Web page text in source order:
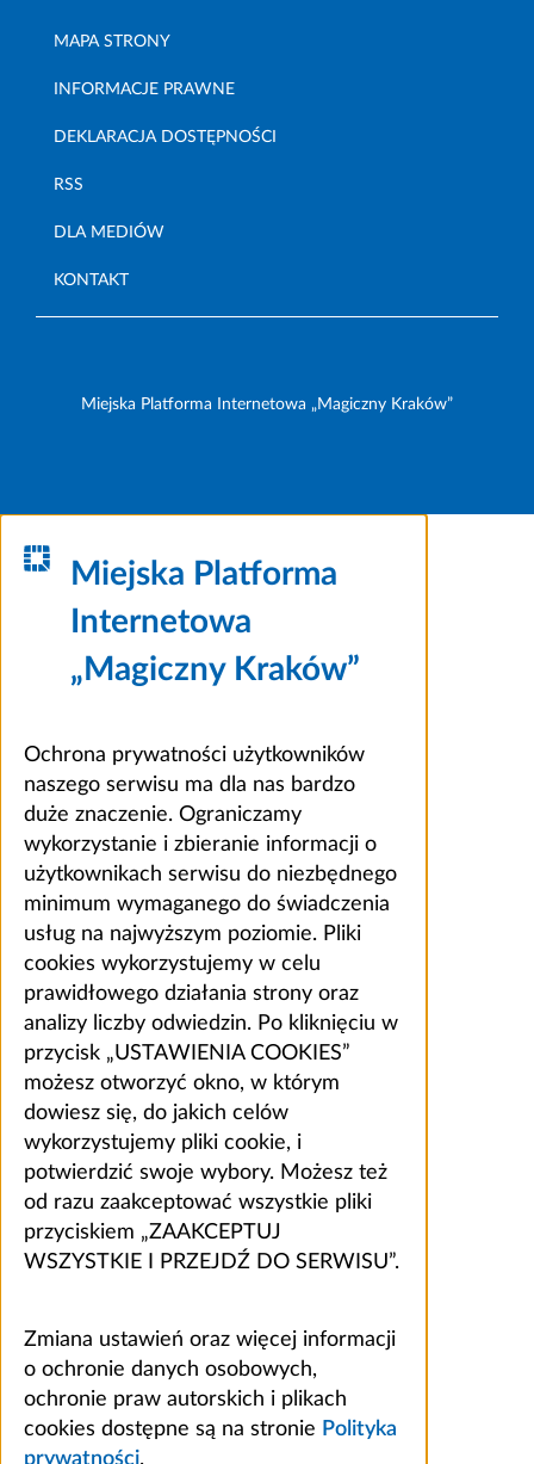
MAPA STRONY
INFORMACJE PRAWNE
DEKLARACJA DOSTĘPNOŚCI
RSS
DLA MEDIÓW
KONTAKT
Miejska Platforma Internetowa „Magiczny Kraków”
Miejska Platforma
Internetowa
„Magiczny Kraków”
Ochrona prywatności użytkowników
naszego serwisu ma dla nas bardzo
duże znaczenie. Ograniczamy
wykorzystanie i zbieranie informacji o
użytkownikach serwisu do niezbędnego
minimum wymaganego do świadczenia
usług na najwyższym poziomie. Pliki
cookies wykorzystujemy w celu
prawidłowego działania strony oraz
analizy liczby odwiedzin. Po kliknięciu w
przycisk „USTAWIENIA COOKIES”
możesz otworzyć okno, w którym
dowiesz się, do jakich celów
wykorzystujemy pliki cookie, i
potwierdzić swoje wybory. Możesz też
od razu zaakceptować wszystkie pliki
przyciskiem „ZAAKCEPTUJ
WSZYSTKIE I PRZEJDŹ DO SERWISU”.
Zmiana ustawień oraz więcej informacji
o ochronie danych osobowych,
ochronie praw autorskich i plikach
cookies dostępne są na stronie Polityka
prywatności.